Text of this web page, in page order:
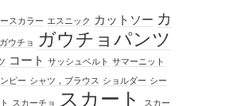
スカラー エスニック カットソー カ
ガウチョ ガウチョパンツ
コート サッシュベルト サマーニット
ピー シャツ，ブラウス ショルダー シー
スカーチョ スカート スカー